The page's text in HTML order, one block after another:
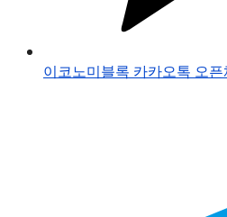
이코노미블록 카카오톡 오